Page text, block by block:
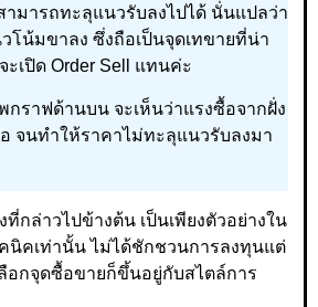
มารถทะลุแนวรับลงไปได้ นั่นแปลว่า
โน้มขาลง ซึ่งถือเป็นจุดเทขายที่น่า
เปิด Order Sell แทนค่ะ
กราฟด้านบน จะเห็นว่าแรงซื้อจากฝั่ง
จนทำให้ราคาไม่ทะลุแนวรับลงมา
ที่กล่าวไปข้างต้น เป็นเพียงตัวอย่างใน
คนิคเท่านั้น ไม่ได้ชักชวนการลงทุนแต่
อกจุดซื้อขายก็ขึ้นอยู่กับสไตล์การ